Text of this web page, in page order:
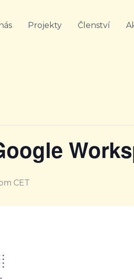
Projekty Členství
CET